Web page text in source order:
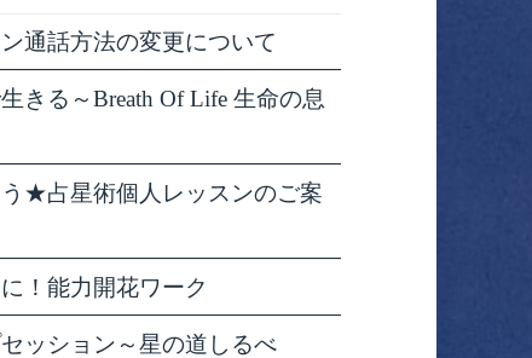
通話方法の変更について
きる～Breath Of Life 生命の息
★占星術個人レッスンのご案
！能力開花ワーク
ッション～星の道しるべ